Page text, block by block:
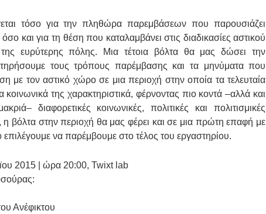
τόσο για την πληθώρα παρεμβάσεων που παρουσιάζει
και για τη θέση που καταλαμβάνει στις διαδικασίες αστικού
της ευρύτερης πόλης. Μια τέτοια βόλτα θα μας δώσει την
τους τρόπους παρέμβασης και τα μηνύματα που
με τον αστικό χώρο σε μια περιοχή στην οποία τα τελευταία
κοινωνικά της χαρακτηριστικά, φέρνοντας πιο κοντά –αλλά και
διαφορετικές κοινωνικές, πολιτικές και πολιτισμικές
βόλτα στην περιοχή θα μας φέρει και σε μια πρώτη επαφή με
επιλέγουμε να παρέμβουμε στο τέλος του εργαστηρίου.
2015 | ώρα 20:00, Twixt lab
Ανέφικτου